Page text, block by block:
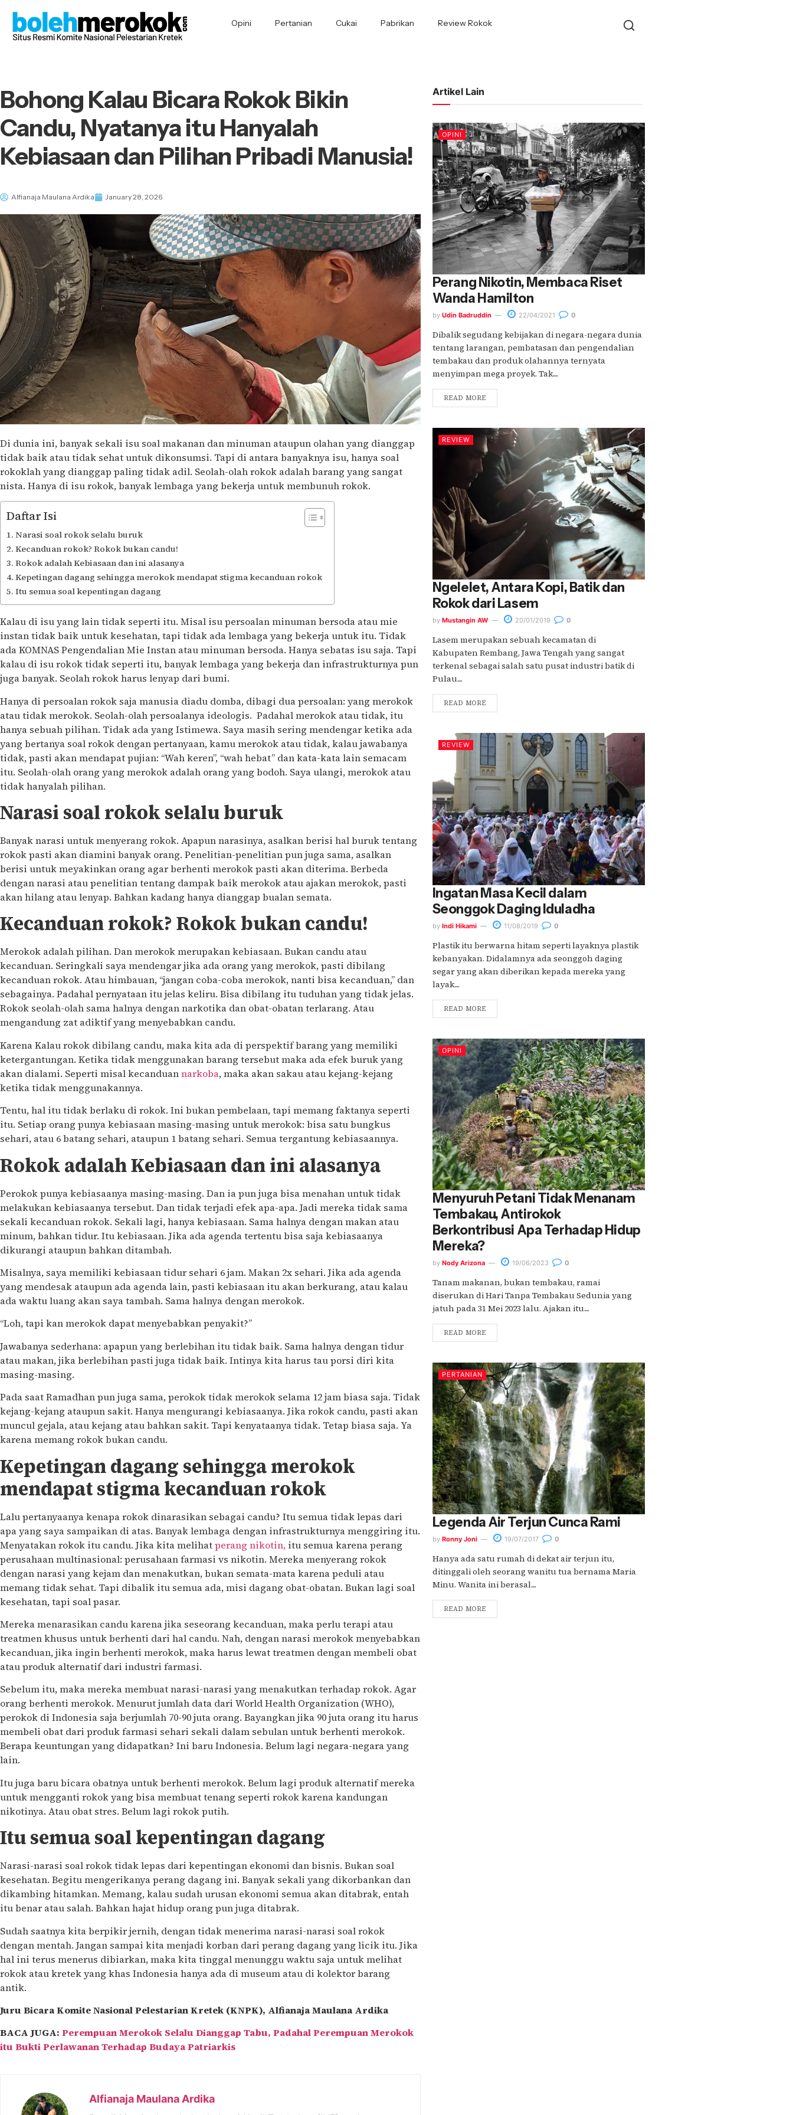
Opini Pertanian Cukai Pabrikan Review Rokok
Bohong Kalau Bicara Rokok Bikin
Candu, Nyatanya itu Hanyalah
Kebiasaan dan Pilihan Pribadi Manusia!
Alfianaja Maulana Ardika January 28, 2026
Di dunia ini, banyak sekali isu soal makanan dan minuman ataupun olahan yang dianggap
tidak baik atau tidak sehat untuk dikonsumsi. Tapi di antara banyaknya isu, hanya soal
rokoklah yang dianggap paling tidak adil. Seolah-olah rokok adalah barang yang sangat
nista. Hanya di isu rokok, banyak lembaga yang bekerja untuk membunuh rokok.
Daftar Isi
Narasi soal rokok selalu buruk
Kecanduan rokok? Rokok bukan candu!
Rokok adalah Kebiasaan dan ini alasanya
Kepetingan dagang sehingga merokok mendapat stigma kecanduan rokok
Itu semua soal kepentingan dagang
Kalau di isu yang lain tidak seperti itu. Misal isu persoalan minuman bersoda atau mie
instan tidak baik untuk kesehatan, tapi tidak ada lembaga yang bekerja untuk itu. Tidak
ada KOMNAS Pengendalian Mie Instan atau minuman bersoda. Hanya sebatas isu saja. Tapi
kalau di isu rokok tidak seperti itu, banyak lembaga yang bekerja dan infrastrukturnya pun
juga banyak. Seolah rokok harus lenyap dari bumi.
Hanya di persoalan rokok saja manusia diadu domba, dibagi dua persoalan: yang merokok
atau tidak merokok. Seolah-olah persoalanya ideologis. Padahal merokok atau tidak, itu
hanya sebuah pilihan. Tidak ada yang Istimewa. Saya masih sering mendengar ketika ada
yang bertanya soal rokok dengan pertanyaan, kamu merokok atau tidak, kalau jawabanya
tidak, pasti akan mendapat pujian: “Wah keren”, “wah hebat” dan kata-kata lain semacam
itu. Seolah-olah orang yang merokok adalah orang yang bodoh. Saya ulangi, merokok atau
tidak hanyalah pilihan.
Narasi soal rokok selalu buruk
Banyak narasi untuk menyerang rokok. Apapun narasinya, asalkan berisi hal buruk tentang
rokok pasti akan diamini banyak orang. Penelitian-penelitian pun juga sama, asalkan
berisi untuk meyakinkan orang agar berhenti merokok pasti akan diterima. Berbeda
dengan narasi atau penelitian tentang dampak baik merokok atau ajakan merokok, pasti
akan hilang atau lenyap. Bahkan kadang hanya dianggap bualan semata.
Kecanduan rokok? Rokok bukan candu!
Merokok adalah pilihan. Dan merokok merupakan kebiasaan. Bukan candu atau
kecanduan. Seringkali saya mendengar jika ada orang yang merokok, pasti dibilang
kecanduan rokok. Atau himbauan, “jangan coba-coba merokok, nanti bisa kecanduan,” dan
sebagainya. Padahal pernyataan itu jelas keliru. Bisa dibilang itu tuduhan yang tidak jelas.
Rokok seolah-olah sama halnya dengan narkotika dan obat-obatan terlarang. Atau
mengandung zat adiktif yang menyebabkan candu.
Karena Kalau rokok dibilang candu, maka kita ada di perspektif barang yang memiliki
ketergantungan. Ketika tidak menggunakan barang tersebut maka ada efek buruk yang
akan dialami. Seperti misal kecanduannarkoba, maka akan sakau atau kejang-kejang
ketika tidak menggunakannya.
Tentu, hal itu tidak berlaku di rokok. Ini bukan pembelaan, tapi memang faktanya seperti
itu. Setiap orang punya kebiasaan masing-masing untuk merokok: bisa satu bungkus
sehari, atau 6 batang sehari, ataupun 1 batang sehari. Semua tergantung kebiasaannya.
Rokok adalah Kebiasaan dan ini alasanya
Perokok punya kebiasaanya masing-masing. Dan ia pun juga bisa menahan untuk tidak
melakukan kebiasaanya tersebut. Dan tidak terjadi efek apa-apa. Jadi mereka tidak sama
sekali kecanduan rokok. Sekali lagi, hanya kebiasaan. Sama halnya dengan makan atau
minum, bahkan tidur. Itu kebiasaan. Jika ada agenda tertentu bisa saja kebiasaanya
dikurangi ataupun bahkan ditambah.
Misalnya, saya memiliki kebiasaan tidur sehari 6 jam. Makan 2x sehari. Jika ada agenda
yang mendesak ataupun ada agenda lain, pasti kebiasaan itu akan berkurang, atau kalau
ada waktu luang akan saya tambah. Sama halnya dengan merokok.
“Loh, tapi kan merokok dapat menyebabkan penyakit?”
Jawabanya sederhana: apapun yang berlebihan itu tidak baik. Sama halnya dengan tidur
atau makan, jika berlebihan pasti juga tidak baik. Intinya kita harus tau porsi diri kita
masing-masing.
Pada saat Ramadhan pun juga sama, perokok tidak merokok selama 12 jam biasa saja. Tidak
kejang-kejang ataupun sakit. Hanya mengurangi kebiasaanya. Jika rokok candu, pasti akan
muncul gejala, atau kejang atau bahkan sakit. Tapi kenyataanya tidak. Tetap biasa saja. Ya
karena memang rokok bukan candu.
Kepetingan dagang sehingga merokok
mendapat stigma kecanduan rokok
Lalu pertanyaanya kenapa rokok dinarasikan sebagai candu? Itu semua tidak lepas dari
apa yang saya sampaikan di atas. Banyak lembaga dengan infrastrukturnya menggiring itu.
Menyatakan rokok itu candu. Jika kita melihatperang nikotin, itu semua karena perang
perusahaan multinasional: perusahaan farmasi vs nikotin. Mereka menyerang rokok
dengan narasi yang kejam dan menakutkan, bukan semata-mata karena peduli atau
memang tidak sehat. Tapi dibalik itu semua ada, misi dagang obat-obatan. Bukan lagi soal
kesehatan, tapi soal pasar.
Mereka menarasikan candu karena jika seseorang kecanduan, maka perlu terapi atau
treatmen khusus untuk berhenti dari hal candu. Nah, dengan narasi merokok menyebabkan
kecanduan, jika ingin berhenti merokok, maka harus lewat treatmen dengan membeli obat
atau produk alternatif dari industri farmasi.
Sebelum itu, maka mereka membuat narasi-narasi yang menakutkan terhadap rokok. Agar
orang berhenti merokok. Menurut jumlah data dari World Health Organization (WHO),
perokok di Indonesia saja berjumlah 70-90 juta orang. Bayangkan jika 90 juta orang itu harus
membeli obat dari produk farmasi sehari sekali dalam sebulan untuk berhenti merokok.
Berapa keuntungan yang didapatkan? Ini baru Indonesia. Belum lagi negara-negara yang
lain.
Itu juga baru bicara obatnya untuk berhenti merokok. Belum lagi produk alternatif mereka
untuk mengganti rokok yang bisa membuat tenang seperti rokok karena kandungan
nikotinya. Atau obat stres. Belum lagi rokok putih.
Itu semua soal kepentingan dagang
Narasi-narasi soal rokok tidak lepas dari kepentingan ekonomi dan bisnis. Bukan soal
kesehatan. Begitu mengerikanya perang dagang ini. Banyak sekali yang dikorbankan dan
dikambing hitamkan. Memang, kalau sudah urusan ekonomi semua akan ditabrak, entah
itu benar atau salah. Bahkan hajat hidup orang pun juga ditabrak.
Sudah saatnya kita berpikir jernih, dengan tidak menerima narasi-narasi soal rokok
dengan mentah. Jangan sampai kita menjadi korban dari perang dagang yang licik itu. Jika
hal ini terus menerus dibiarkan, maka kita tinggal menunggu waktu saja untuk melihat
rokok atau kretek yang khas Indonesia hanya ada di museum atau di kolektor barang
antik.
Juru Bicara Komite Nasional Pelestarian Kretek (KNPK), Alfianaja Maulana Ardika
BACA JUGA: Perempuan Merokok Selalu Dianggap Tabu, Padahal Perempuan Merokok
itu Bukti Perlawanan Terhadap Budaya Patriarkis
Alfianaja Maulana Ardika
Artikel Lain
OPINI
Perang Nikotin, Membaca Riset
Wanda Hamilton
by Udin Badruddin 22/04/2021 0
Dibalik segudang kebijakan di negara-negara dunia
tentang larangan, pembatasan dan pengendalian
tembakau dan produk olahannya ternyata
menyimpan mega proyek. Tak....
READ MORE
REVIEW
Ngelelet, Antara Kopi, Batik dan
Rokok dari Lasem
by Mustangin AW 20/01/2019 0
Lasem merupakan sebuah kecamatan di
Kabupaten Rembang, Jawa Tengah yang sangat
terkenal sebagai salah satu pusat industri batik di
Pulau....
READ MORE
REVIEW
Ingatan Masa Kecil dalam
Seonggok Daging Iduladha
by Indi Hikami 11/08/2019 0
Plastik itu berwarna hitam seperti layaknya plastik
kebanyakan. Didalamnya ada seonggoh daging
segar yang akan diberikan kepada mereka yang
layak....
READ MORE
OPINI
Menyuruh Petani Tidak Menanam
Tembakau, Antirokok
Berkontribusi Apa Terhadap Hidup
Mereka?
by Nody Arizona 19/06/2023 0
Tanam makanan, bukan tembakau, ramai
diserukan di Hari Tanpa Tembakau Sedunia yang
jatuh pada 31 Mei 2023 lalu. Ajakan itu....
READ MORE
PERTANIAN
Legenda Air Terjun Cunca Rami
by Ronny Joni 19/07/2017 0
Hanya ada satu rumah di dekat air terjun itu,
ditinggali oleh seorang wanitu tua bernama Maria
Minu. Wanita ini berasal....
READ MORE